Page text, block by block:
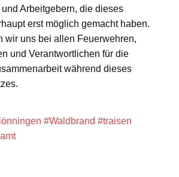
Arbeitgebern, die dieses
erst möglich gemacht haben.
wir uns bei allen Feuerwehren,
und Verantwortlichen für die
während dieses
#Waldbrand #traisen